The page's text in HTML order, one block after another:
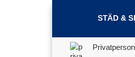
STÄD &
Privatperson